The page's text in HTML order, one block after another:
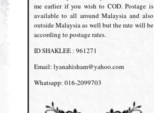
me earlier if you wish to COD. Postage is
available to all around Malaysia and also
outside Malaysia as well but the rate will be
according to postage rates.
ID SHAKLEE : 961271
Email: lyanahisham@yahoo.com
Whatsapp: 016-2099703